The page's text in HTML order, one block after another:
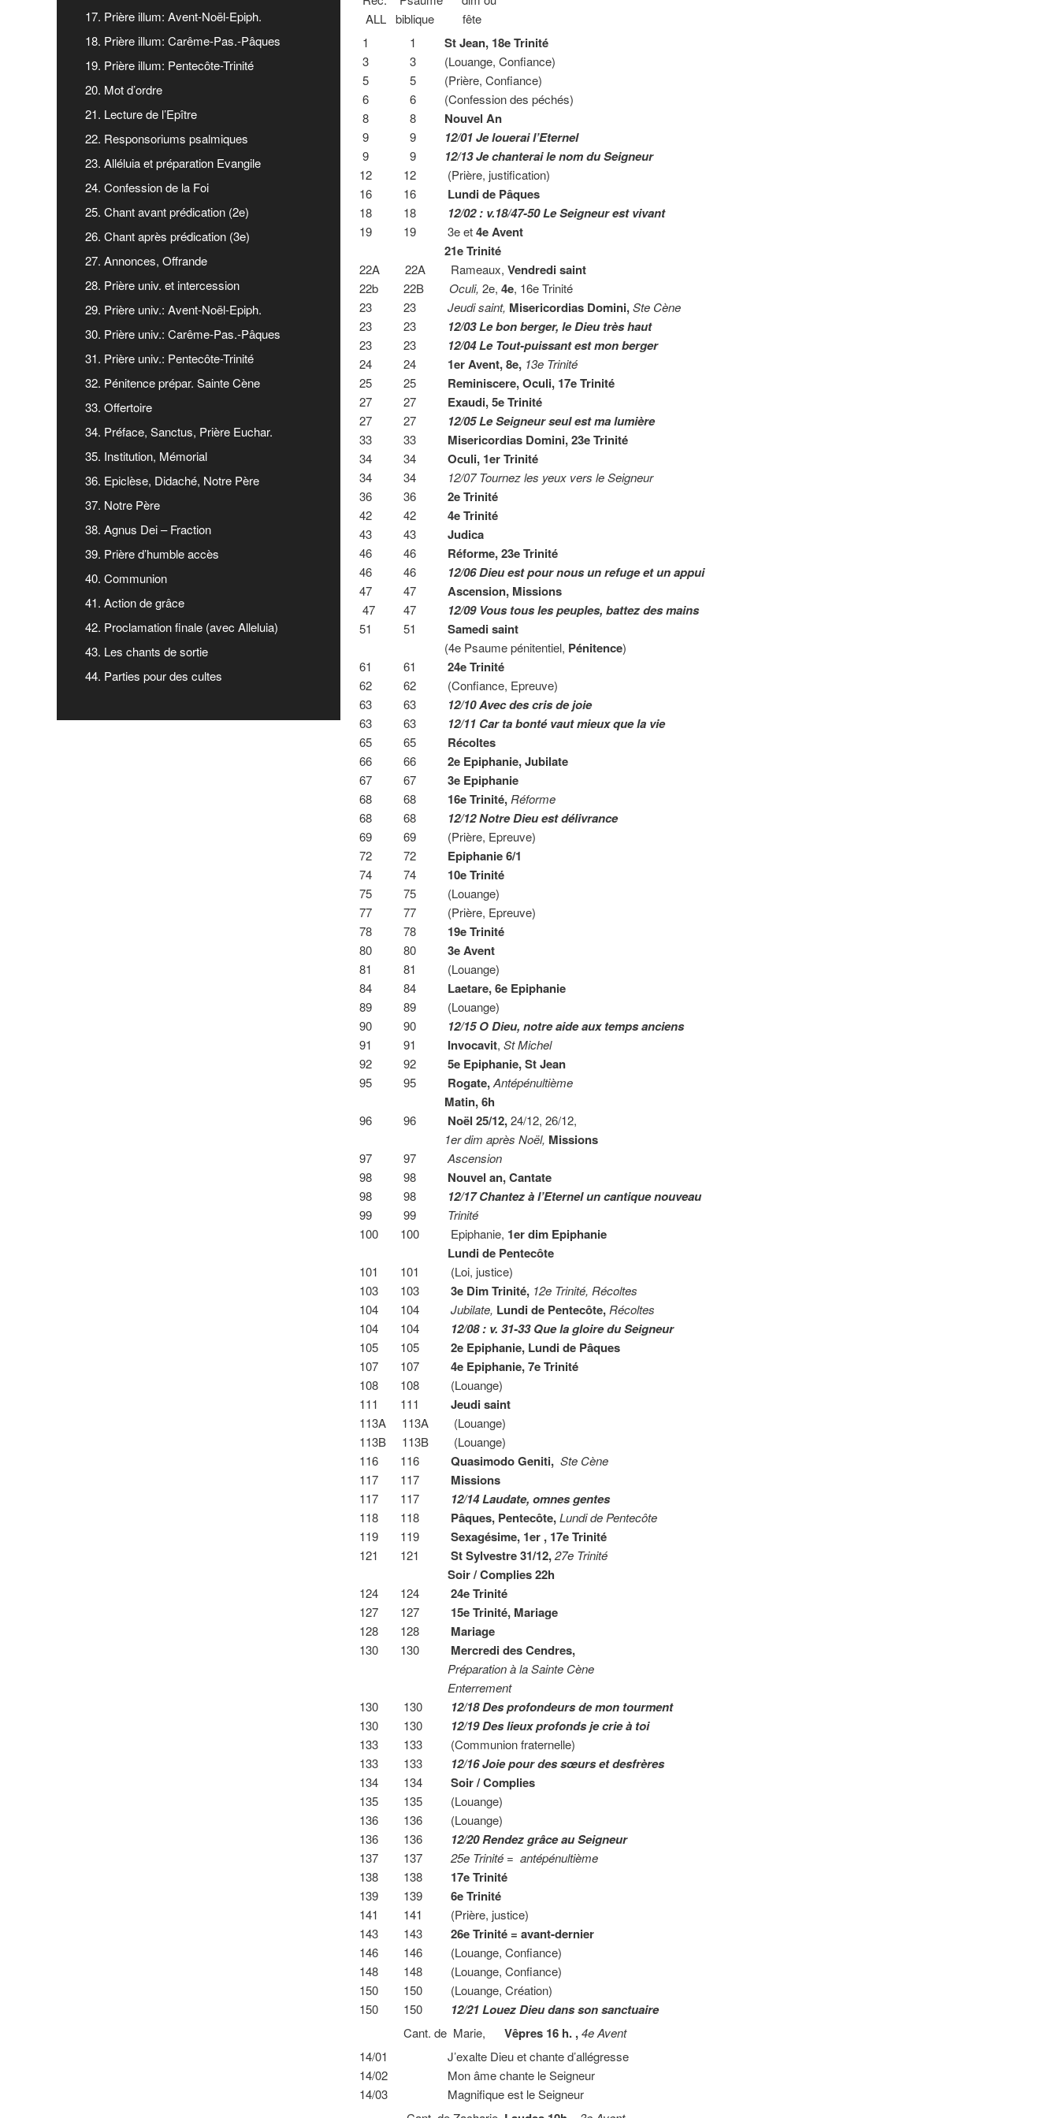
ALL biblique fête
1 1 St Jean, 18e Trinité
3 3 (Louange, Confiance)
5 5 (Prière, Confiance)
6 6 (Confession des péchés)
8 8 Nouvel An
9 9 12/01 Je louerai l’Eternel
9 9 12/13 Je chanterai le nom du Seigneur
12 12 (Prière, justification)
16 16 Lundi de Pâques
18 18 12/02 : v.18/47-50 Le Seigneur est vivant
19 19 3e et4e Avent
21e Trinité
22A 22A Rameaux, Vendredi saint
22b 22B Oculi, 2e, 4e, 16e Trinité
23 23 Jeudi saint, Misericordias Domini,Ste Cène
23 23 12/03 Le bon berger, le Dieu très haut
23 23 12/04 Le Tout-puissant est mon berger
24 24 1er Avent, 8e, 13e Trinité
25 25 Reminiscere, Oculi, 17e Trinité
27 27 Exaudi, 5e Trinité
27 27 12/05 Le Seigneur seul est ma lumière
33 33 Misericordias Domini, 23e Trinité
34 34 Oculi, 1er Trinité
34 34 12/07 Tournez les yeux vers le Seigneur
36 36 2e Trinité
42 42 4e Trinité
43 43 Judica
46 46 Réforme, 23e Trinité
46 46 12/06 Dieu est pour nous un refuge et un appui
47 47 Ascension, Missions
47 47 12/09 Vous tous les peuples, battez des mains
51 51 Samedi saint
(4e Psaume pénitentiel, Pénitence)
61 61 24e Trinité
62 62 (Confiance, Epreuve)
63 63 12/10 Avec des cris de joie
63 63 12/11 Car ta bonté vaut mieux que la vie
65 65 Récoltes
66 66 2e Epiphanie, Jubilate
67 67 3e Epiphanie
68 68 16e Trinité, Réforme
68 68
12/12 Notre Dieu est délivrance
69 69 (Prière, Epreuve)
72 72 Epiphanie 6/1
74 74 10e Trinité
75 75 (Louange)
77 77 (Prière, Epreuve)
78 78 19e Trinité
80 80 3e Avent
81 81 (Louange)
84 84 Laetare, 6e Epiphanie
89 89 (Louange)
90 90
12/15 O Dieu, notre aide aux temps anciens
91 91 Invocavit, St Michel
92 92 5e Epiphanie, St Jean
95 95 Rogate,Antépénultième
Matin, 6h
96 96 Noël 25/12,24/12, 26/12,
1er dim après Noël, Missions
97 97
Ascension
98 98 Nouvel an, Cantate
98 98 12/17 Chantez à l’Eternel un cantique nouveau
99 99 Trinité
100 100 Epiphanie, 1er dim Epiphanie
Lundi de Pentecôte
101 101 (Loi, justice)
103 103 3e Dim Trinité, 12e Trinité, Récoltes
104 104
Jubilate, Lundi de Pentecôte, Récoltes
104 104 12/08 : v. 31-33 Que la gloire du Seigneur
105 105 2e Epiphanie, Lundi de Pâques
107 107 4e Epiphanie, 7e Trinité
108 108 (Louange)
111 111 Jeudi saint
113A 113A (Louange)
113B 113B (Louange)
116 116 Quasimodo Geniti, Ste Cène
117 117 Missions
117 117 12/14 Laudate, omnes gentes
118 118 Pâques, Pentecôte,Lundi de Pentecôte
119 119 Sexagésime, 1er , 17e Trinité
121 121 St Sylvestre 31/12,27e Trinité
Soir / Complies 22h
124 124 24e Trinité
127 127 15e Trinité, Mariage
128 128 Mariage
130 130 Mercredi des Cendres,
Préparation à la Sainte Cène
Enterrement
130 130 12/18 Des profondeurs de mon tourment
130 130 12/19 Des lieux profonds je crie à toi
133 133 (Communion fraternelle)
133 133 12/16 Joie pour des sœurs et desfrères
134 134 Soir / Complies
135 135 (Louange)
136 136 (Louange)
136 136 12/20 Rendez grâce au Seigneur
137 137 25e Trinité = antépénultième
138 138 17e Trinité
139 139 6e Trinité
141 141 (Prière, justice)
143 143 26e Trinité = avant-dernier
146 146 (Louange, Confiance)
148 148 (Louange, Confiance)
150 150 (Louange, Création)
150 150 12/21 Louez Dieu dans son sanctuaire
Cant. de Marie, Vêpres 16 h. ,4e Avent
14/01 J’exalte Dieu et chante d’allégresse
14/02 Mon âme chante le Seigneur
14/03 Magnifique est le Seigneur
17. Prière illum: Avent-Noël-Epiph.
18. Prière illum: Carême-Pas.-Pâques
19. Prière illum: Pentecôte-Trinité
20. Mot d’ordre
21. Lecture de l’Epître
22. Responsoriums psalmiques
23. Alléluia et préparation Evangile
24. Confession de la Foi
25. Chant avant prédication (2e)
26. Chant après prédication (3e)
27. Annonces, Offrande
28. Prière univ. et intercession
29. Prière univ.: Avent-Noël-Epiph.
30. Prière univ.: Carême-Pas.-Pâques
31. Prière univ.: Pentecôte-Trinité
32. Pénitence prépar. Sainte Cène
33. Offertoire
34. Préface, Sanctus, Prière Euchar.
35. Institution, Mémorial
36. Epiclèse, Didaché, Notre Père
37. Notre Père
38. Agnus Dei – Fraction
39. Prière d’humble accès
40. Communion
41. Action de grâce
42. Proclamation finale (avec Alleluia)
43. Les chants de sortie
44. Parties pour des cultes